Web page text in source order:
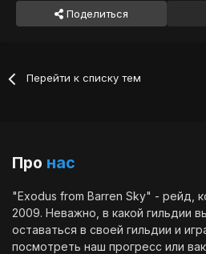
Поделиться
Перейти к списку тем
Про нас
"Exodus from Barren Sky" - рейд,
2009. Неважно, в какой гильдии
оставаться в своей гильдии и
посмотреть наш прогресс или